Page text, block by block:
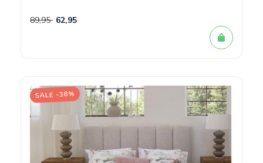
89,95 62,95
SALE -38%